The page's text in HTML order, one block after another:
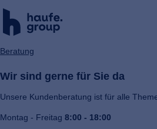
Beratung
Wir sind gerne für Sie da
Unsere Kundenberatung ist für alle
Montag - Freitag 8:00 - 18:00